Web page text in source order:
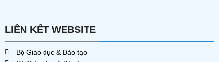
LIÊN KẾT WEBSITE
Bộ Giáo dục & Đào tạo